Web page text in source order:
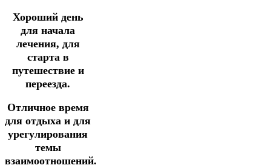
Хороший день
для начала
лечения, для
старта в
путешествие и
переезда.
Отличное время
для отдыха и для
урегулирования
темы
взаимоотношений.